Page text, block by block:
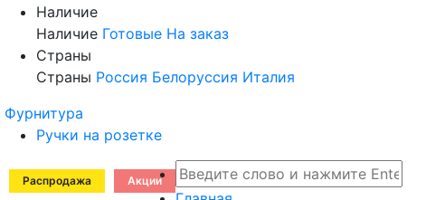
Наличие
Наличие Готовые На заказ
Страны
Страны Россия Белоруссия Италия
Фурнитура
Ручки на розетке
Распродажа Акции